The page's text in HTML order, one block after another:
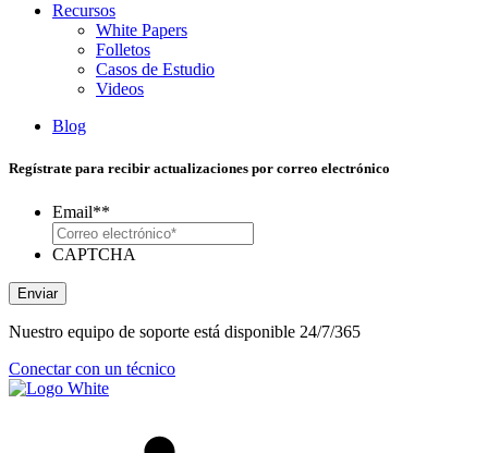
Recursos
White Papers
Folletos
Casos de Estudio
Videos
Blog
Regístrate para recibir actualizaciones por correo electrónico
Email**
CAPTCHA
Enviar
Nuestro equipo de soporte está disponible 24/7/365
Conectar con un técnico